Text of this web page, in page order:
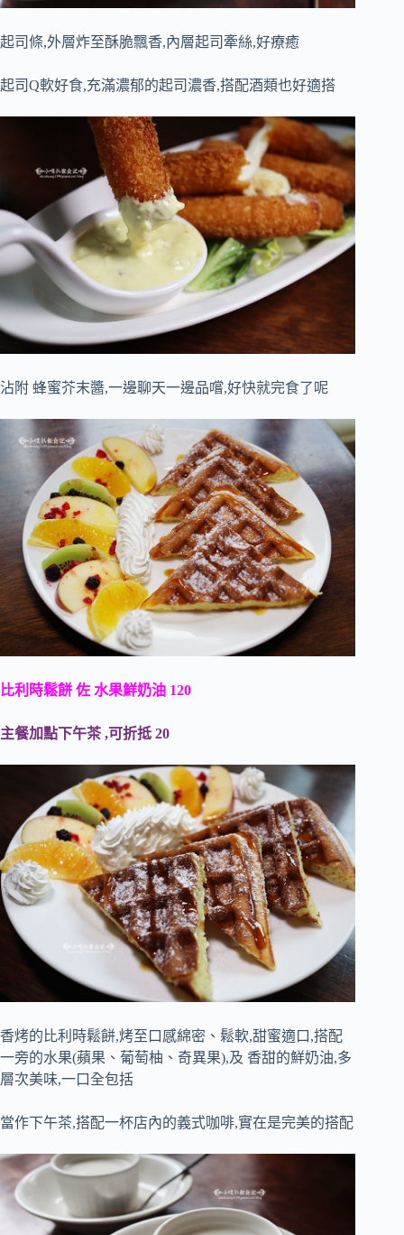
起司條,外層炸至酥脆飄香,內層起司牽絲,好療癒
起司Q軟好食,充滿濃郁的起司濃香,搭配酒類也好適搭
沾附 蜂蜜芥末醬,一邊聊天一邊品嚐,好快就完食了呢
比利時鬆餅 佐 水果鮮奶油 120
主餐加點下午茶 ,可折抵 20
香烤的比利時鬆餅,烤至口感綿密、鬆軟,甜蜜適口,搭配
一旁的水果(蘋果、葡萄柚、奇異果),及 香甜的鮮奶油,多
層次美味,一口全包括
當作下午茶,搭配一杯店內的義式咖啡,實在是完美的搭配